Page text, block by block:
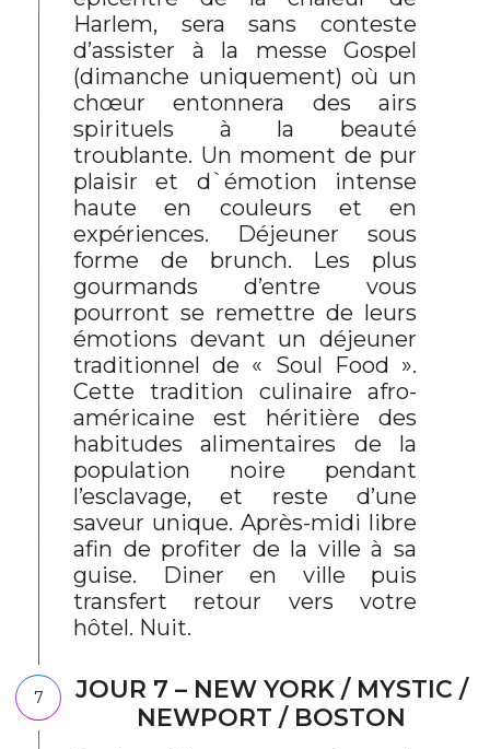
Harlem, sera sans conteste
d’assister à la messe Gospel
(dimanche uniquement) où un
chœur entonnera des airs
spirituels à la beauté
troublante. Un moment de pur
plaisir et d`émotion intense
haute en couleurs et en
expériences. Déjeuner sous
forme de brunch. Les plus
gourmands d’entre vous
pourront se remettre de leurs
émotions devant un déjeuner
traditionnel de « Soul Food ».
Cette tradition culinaire afro-
américaine est héritière des
habitudes alimentaires de la
population noire pendant
l’esclavage, et reste d’une
saveur unique. Après-midi libre
afin de profiter de la ville à sa
guise. Diner en ville puis
transfert retour vers votre
hôtel. Nuit.
7
JOUR 7 – NEW YORK / MYSTIC /
NEWPORT / BOSTON